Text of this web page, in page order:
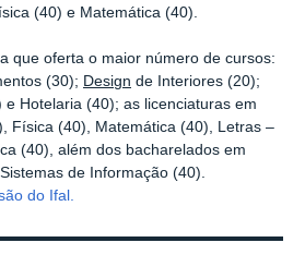
(40) e Matemática (40).
que oferta o maior número de cursos:
(30); Design de Interiores (20);
Hotelaria (40); as licenciaturas em
Física (40), Matemática (40), Letras –
(40), além dos bacharelados em
de Informação (40).
do Ifal.